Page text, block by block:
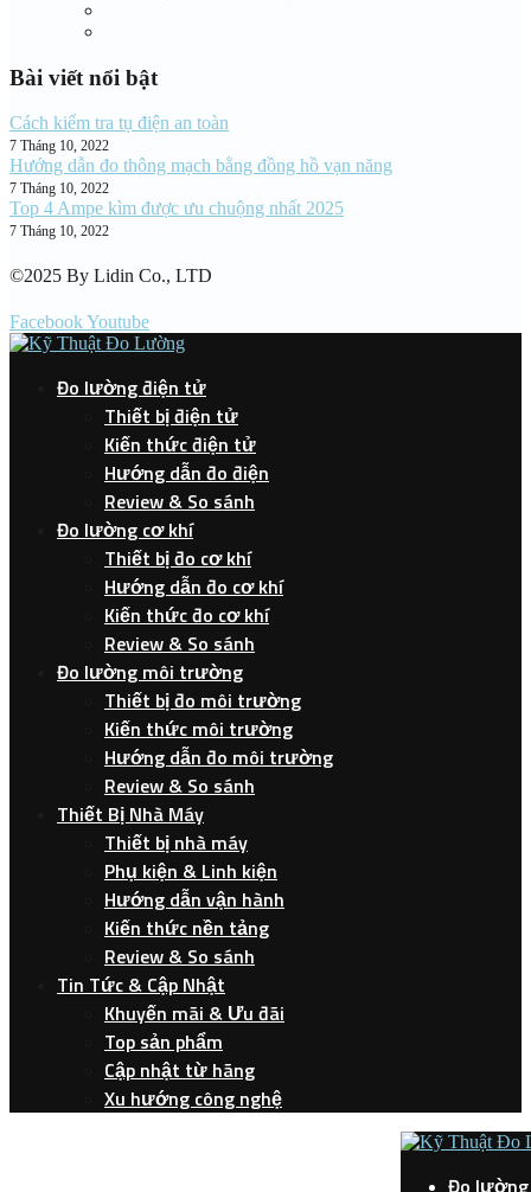
Bài viết nổi bật
Cách kiểm tra tụ điện an toàn
7 Tháng 10, 2022
Hướng dẫn đo thông mạch bằng đồng hồ vạn năng
7 Tháng 10, 2022
Top 4 Ampe kìm được ưu chuộng nhất 2025
7 Tháng 10, 2022
©2025 By Lidin Co., LTD
FacebookYoutube
Đo lường điện tử
Thiết bị điện tử
Kiến thức điện tử
Hướng dẫn đo điện
Review & So sánh
Đo lường cơ khí
Thiết bị đo cơ khí
Hướng dẫn đo cơ khí
Kiến thức đo cơ khí
Review & So sánh
Đo lường môi trường
Thiết bị đo môi trường
Kiến thức môi trường
Hướng dẫn đo môi trường
Review & So sánh
Thiết Bị Nhà Máy
Thiết bị nhà máy
Phụ kiện & Linh kiện
Hướng dẫn vận hành
Kiến thức nền tảng
Review & So sánh
Tin Tức & Cập Nhật
Khuyến mãi & Ưu đãi
Top sản phẩm
Cập nhật từ hãng
Xu hướng công nghệ